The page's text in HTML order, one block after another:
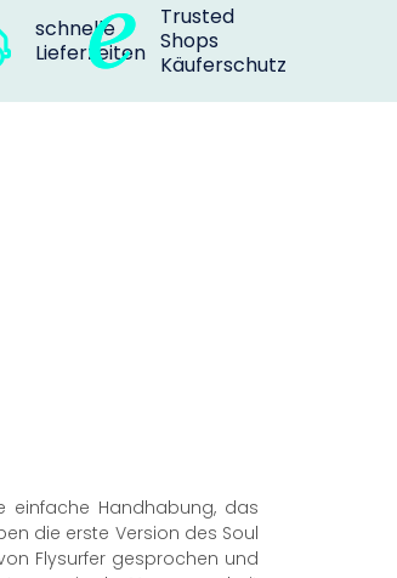
schnelle
Lieferzeiten
Trusted
Shops
Käuferschutz
einfache Handhabung, das
die erste Version des Soul
Flysurfer gesprochen und